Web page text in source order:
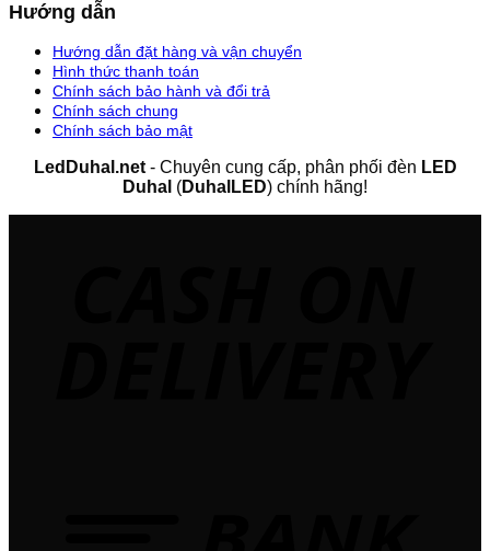
Hướng dẫn
Hướng dẫn đặt hàng và vận chuyển
Hình thức thanh toán
Chính sách bảo hành và đổi trả
Chính sách chung
Chính sách bảo mật
LedDuhal.net- Chuyên cung cấp, phân phối đèn LED
Duhal (DuhalLED) chính hãng!